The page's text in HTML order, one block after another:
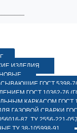
ИЗДЕЛИЯ
ГОСТ 5398-
ГОСТ 10362-76
КАРКАСОМ ГОСТ
ГАЗОВОЙ СВАРКИ
87, ТУ 2556-221-
ТУ 38-105998-91